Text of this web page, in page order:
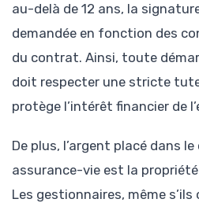
au-delà de 12 ans, la
demandée en fonction des
du contrat. Ainsi, toute
doit respecter une stricte
protège l’intérêt financier de
De plus, l’argent placé dans
assurance-vie est la
Les gestionnaires, même